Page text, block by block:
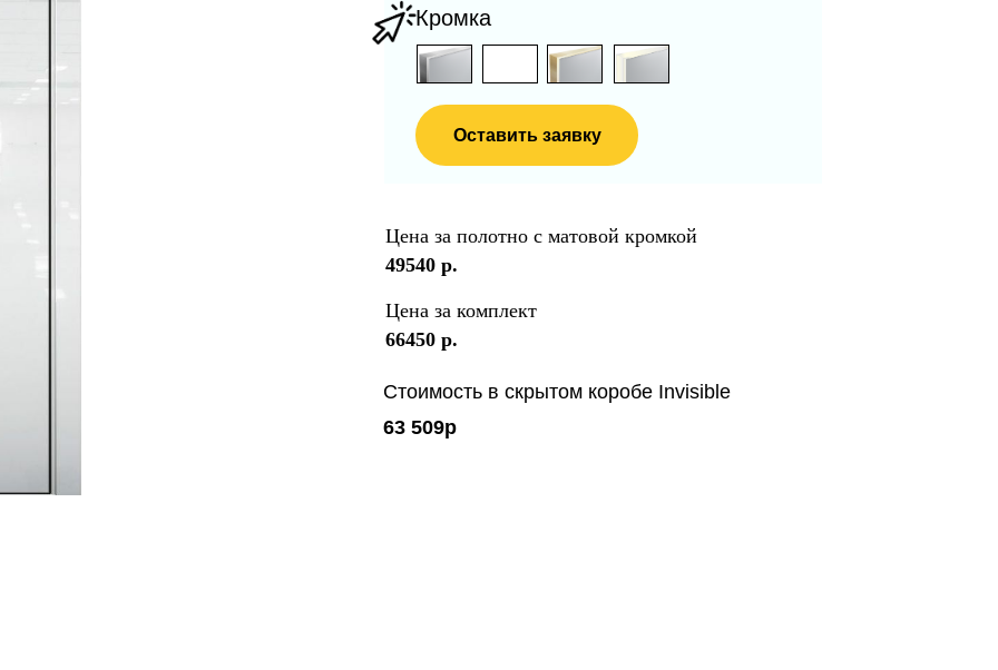
Цена за полотно с матовой кромкой
49540 р.
Цена за комплект
66450 р.
Стоимость в скрытом коробе Invisible
63 509р
Кромка
Оставить заявку